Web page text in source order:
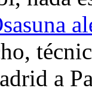
a